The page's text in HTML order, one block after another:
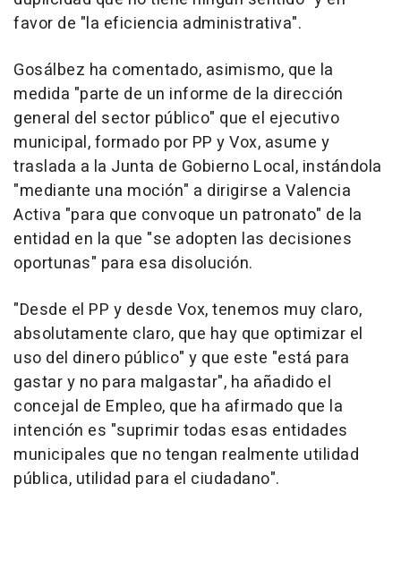
favor de "la eficiencia administrativa".
Gosálbez ha comentado, asimismo, que la
medida "parte de un informe de la dirección
general del sector público" que el ejecutivo
municipal, formado por PP y Vox, asume y
traslada a la Junta de Gobierno Local, instándola
"mediante una moción" a dirigirse a Valencia
Activa "para que convoque un patronato" de la
entidad en la que "se adopten las decisiones
oportunas" para esa disolución.
"Desde el PP y desde Vox, tenemos muy claro,
absolutamente claro, que hay que optimizar el
uso del dinero público" y que este "está para
gastar y no para malgastar", ha añadido el
concejal de Empleo, que ha afirmado que la
intención es "suprimir todas esas entidades
municipales que no tengan realmente utilidad
pública, utilidad para el ciudadano".